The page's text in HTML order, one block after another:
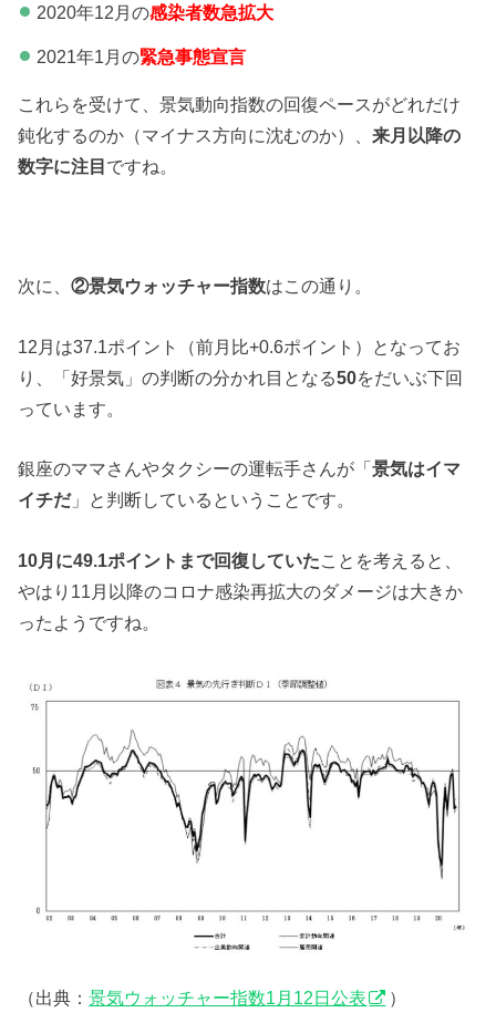
2020年12月の感染者数急拡大
2021年1月の緊急事態宣言
これらを受けて、景気動向指数の回復ペースがどれだけ
鈍化するのか（マイナス方向に沈むのか）、来月以降の
数字に注目 ですね。
次に、②景気ウォッチャー指数はこの通り。
12月は37.1ポイント（前月比+0.6ポイント）となってお
り、「好景気」の判断の分かれ目となる50をだいぶ下回
っています。
銀座のママさんやタクシーの運転手さんが「景気はイマ
イチだ」と判断しているということです。
10月に49.1ポイントまで回復していた ことを考えると、
やはり11月以降のコロナ感染再拡大のダメージは大きか
ったようですね。
（出典：景気ウォッチャー指数1月12日公表 ）